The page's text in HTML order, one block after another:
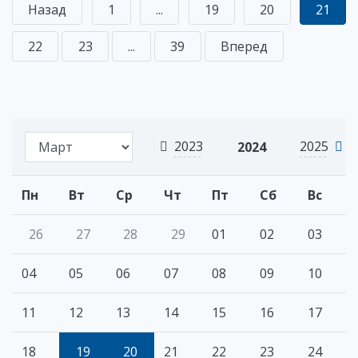
2023 2024 2025
Пн Вт Ср Чт Пт Сб Вс
26 27 28 29 01 02 03
04 05 06 07 08 09 10
11 12 13 14 15 16 17
18 19 20 21 22 23 24
Назад 1 ... 19 20 21
22 23 ... 39 Вперед